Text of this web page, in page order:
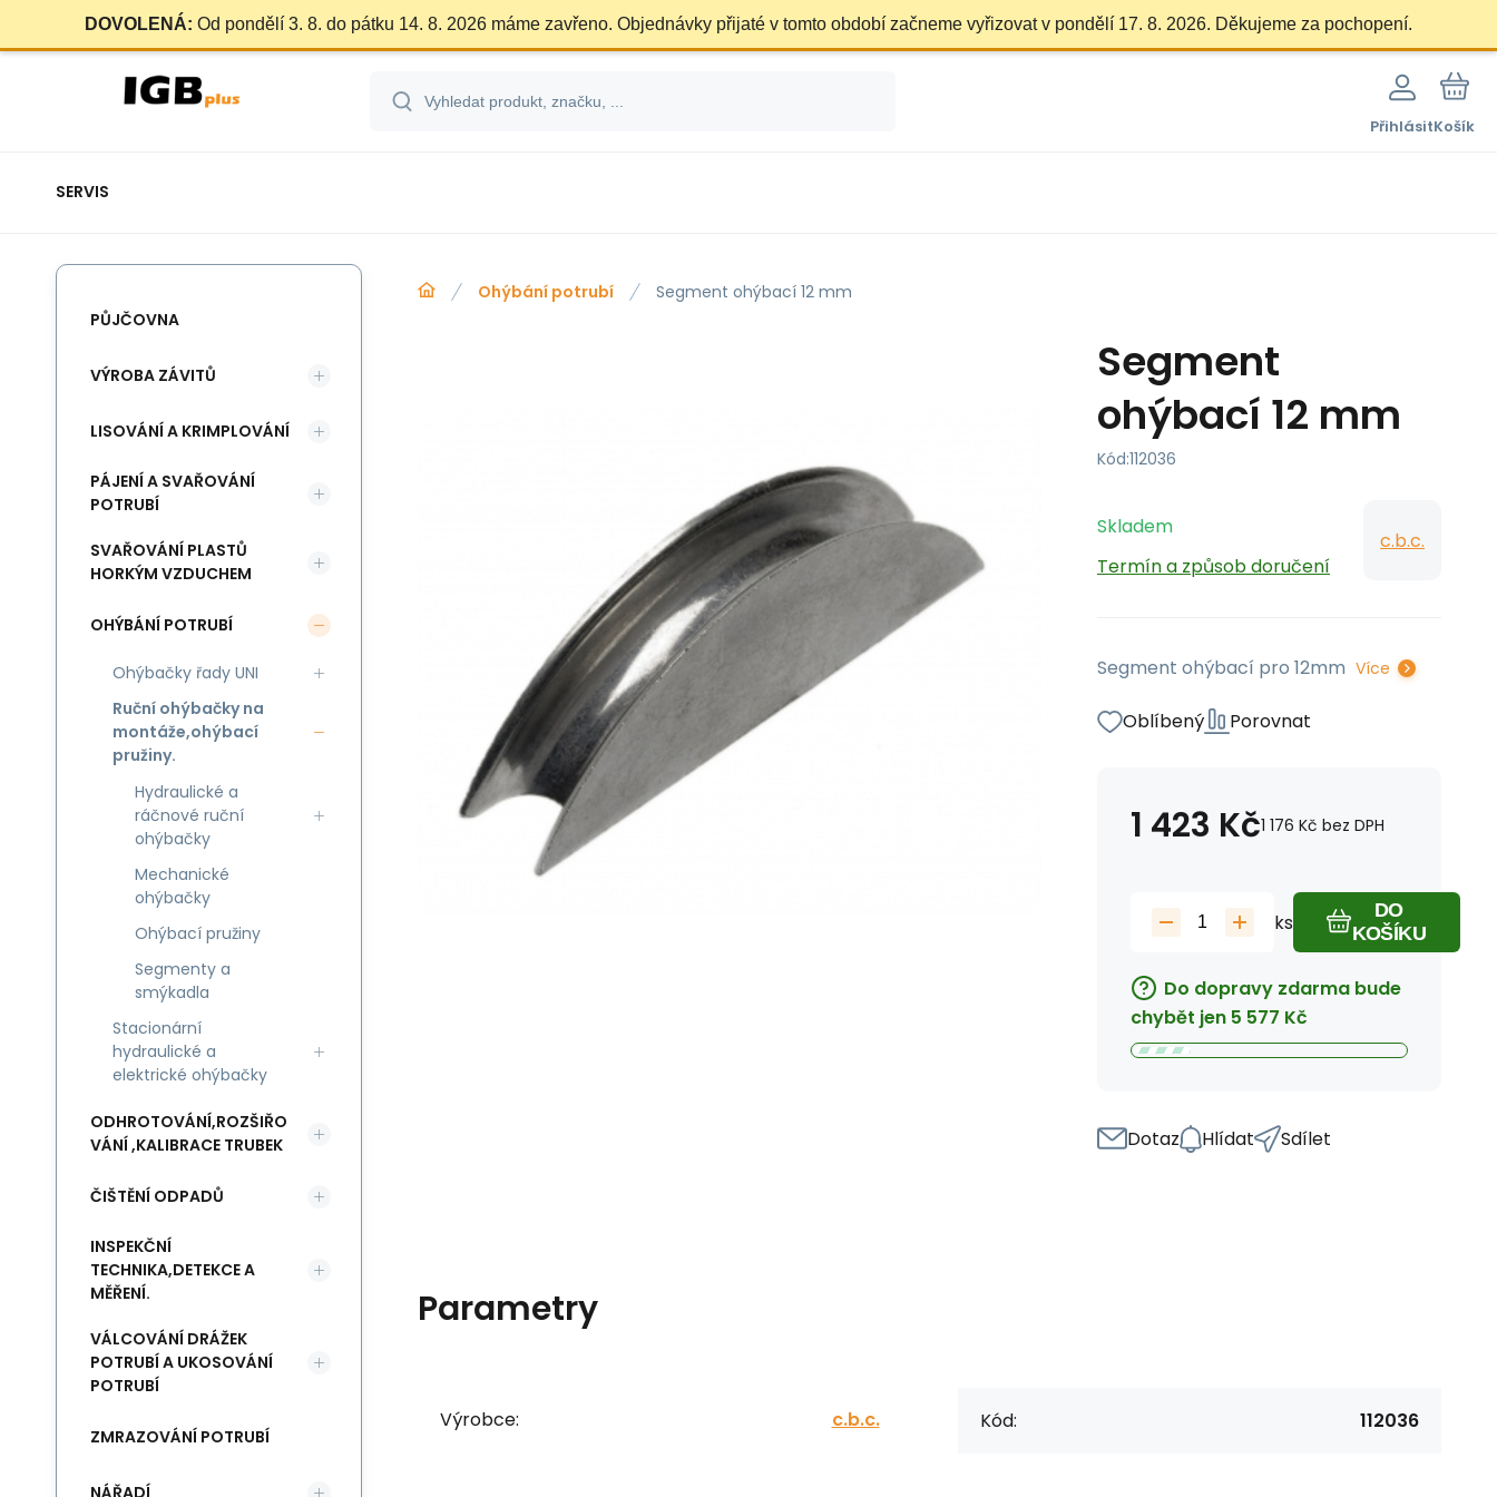
DOVOLENÁ: Od pondělí 3. 8. do pátku 14. 8. 2026 máme zavřeno. Objednávky přijaté v tomto období začneme vyřizovat v pondělí 17. 8. 2026. Děkujeme za pochopení.
PřihlásitKošík
SERVIS
Ohýbání potrubí Segment ohýbací 12 mm
Segment
ohýbací 12 mm
Kód:112036
Skladem
Termín a způsob doručení
c.b.c.
Segment ohýbací pro 12mm Více
Oblíbený Porovnat
1 423 Kč1 176 Kč bez DPH
ks
DO
KOŠÍKU
Do dopravy zdarma bude
chybět jen 5 577 Kč
Dotaz Hlídat Sdílet
Parametry
Výrobce: c.b.c. Kód: 112036
PŮJČOVNA
VÝROBA ZÁVITŮ
LISOVÁNÍ A KRIMPLOVÁNÍ
PÁJENÍ A SVAŘOVÁNÍ
POTRUBÍ
SVAŘOVÁNÍ PLASTŮ
HORKÝM VZDUCHEM
OHÝBÁNÍ POTRUBÍ
Ohýbačky řady UNI
Ruční ohýbačky na
montáže,ohýbací
pružiny.
Hydraulické a
ráčnové ruční
ohýbačky
Mechanické
ohýbačky
Ohýbací pružiny
Segmenty a
smýkadla
Stacionární
hydraulické a
elektrické ohýbačky
ODHROTOVÁNÍ,ROZŠIŘO
VÁNÍ ,KALIBRACE TRUBEK
ČIŠTĚNÍ ODPADŮ
INSPEKČNÍ
TECHNIKA,DETEKCE A
MĚŘENÍ.
VÁLCOVÁNÍ DRÁŽEK
POTRUBÍ A UKOSOVÁNÍ
POTRUBÍ
ZMRAZOVÁNÍ POTRUBÍ
NÁŘADÍ